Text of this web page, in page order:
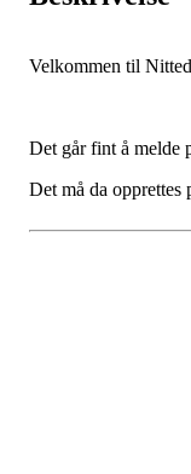
Velkommen til
Det går fint å melde
Det må da opprettes